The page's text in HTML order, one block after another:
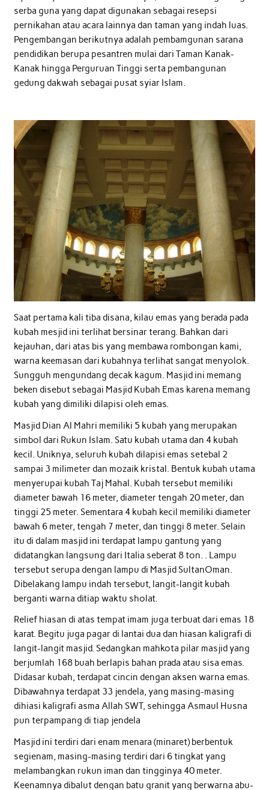
serba guna yang dapat digunakan sebagai resepsi
pernikahan atau acara lainnya dan taman yang indah luas.
Pengembangan berikutnya adalah pembamgunan sarana
pendidikan berupa pesantren mulai dari Taman Kanak-
Kanak hingga Perguruan Tinggi serta pembangunan
gedung dakwah sebagai pusat syiar Islam.
Saat pertama kali tiba disana, kilau emas yang berada pada
kubah mesjid ini terlihat bersinar terang. Bahkan dari
kejauhan, dari atas bis yang membawa rombongan kami,
warna keemasan dari kubahnya terlihat sangat menyolok.
Sungguh mengundang decak kagum. Masjid ini memang
beken disebut sebagai Masjid Kubah Emas karena memang
kubah yang dimiliki dilapisi oleh emas.
Masjid Dian Al Mahri memiliki 5 kubah yang merupakan
simbol dari Rukun Islam. Satu kubah utama dan 4 kubah
kecil. Uniknya, seluruh kubah dilapisi emas setebal 2
sampai 3 milimeter dan mozaik kristal. Bentuk kubah utama
menyerupai kubah Taj Mahal. Kubah tersebut memiliki
diameter bawah 16 meter, diameter tengah 20 meter, dan
tinggi 25 meter. Sementara 4 kubah kecil memiliki diameter
bawah 6 meter, tengah 7 meter, dan tinggi 8 meter. Selain
itu di dalam masjid ini terdapat lampu gantung yang
didatangkan langsung dari Italia seberat 8 ton. . Lampu
tersebut serupa dengan lampu di Masjid SultanOman.
Dibelakang lampu indah tersebut, langit-langit kubah
berganti warna ditiap waktu sholat.
Relief hiasan di atas tempat imam juga terbuat dari emas 18
karat. Begitu juga pagar di lantai dua dan hiasan kaligrafi di
langit-langit masjid. Sedangkan mahkota pilar masjid yang
berjumlah 168 buah berlapis bahan prada atau sisa emas.
Didasar kubah, terdapat cincin dengan aksen warna emas.
Dibawahnya terdapat 33 jendela, yang masing-masing
dihiasi kaligrafi asma Allah SWT, sehingga Asmaul Husna
pun terpampang di tiap jendela
Masjid ini terdiri dari enam menara (minaret) berbentuk
segienam, masing-masing terdiri dari 6 tingkat yang
melambangkan rukun iman dan tingginya 40 meter.
Keenamnya dibalut dengan batu granit yang berwarna abu-